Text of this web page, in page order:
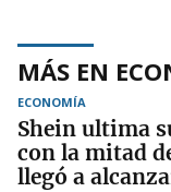
MÁS EN
ECONOMÍA
Shein ultima
con la mitad
llegó a